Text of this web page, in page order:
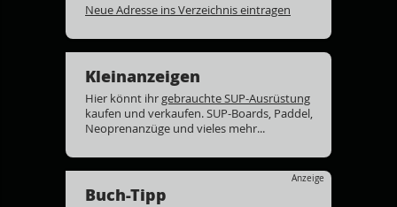
Neue Adresse ins Verzeichnis eintragen
Kleinanzeigen
Hier könnt ihrgebrauchte SUP-Ausrüstung
kaufen und verkaufen. SUP-Boards, Paddel,
Neoprenanzüge und vieles mehr...
Anzeige
Buch-Tipp